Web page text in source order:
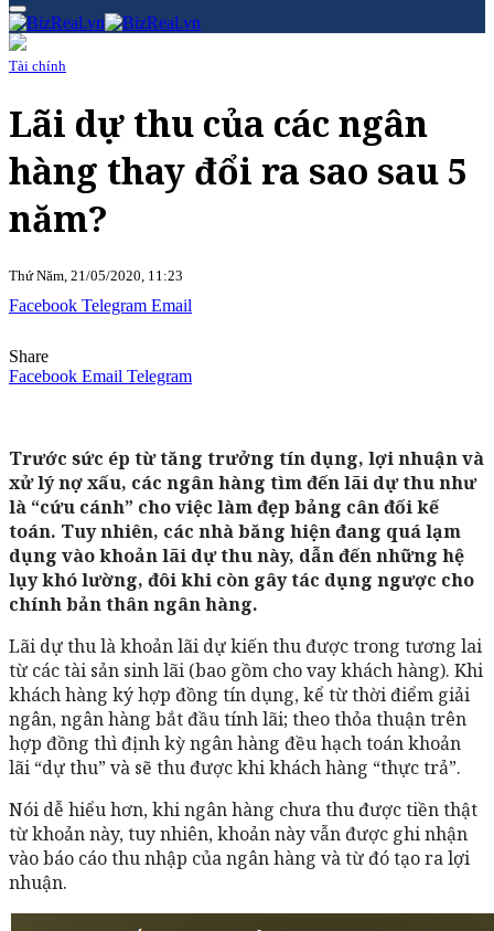
Tài chính
Lãi dự thu của các ngân
hàng thay đổi ra sao sau 5
năm?
Thứ Năm, 21/05/2020, 11:23
Facebook Telegram Email
Share
Facebook Email Telegram
Trước sức ép từ tăng trưởng tín dụng, lợi nhuận và
xử lý nợ xấu, các ngân hàng tìm đến lãi dự thu như
là “cứu cánh” cho việc làm đẹp bảng cân đối kế
toán. Tuy nhiên, các nhà băng hiện đang quá lạm
dụng vào khoản lãi dự thu này, dẫn đến những hệ
lụy khó lường, đôi khi còn gây tác dụng ngược cho
chính bản thân ngân hàng.
Lãi dự thu là khoản lãi dự kiến thu được trong tương lai
từ các tài sản sinh lãi (bao gồm cho vay khách hàng). Khi
khách hàng ký hợp đồng tín dụng, kể từ thời điểm giải
ngân, ngân hàng bắt đầu tính lãi; theo thỏa thuận trên
hợp đồng thì định kỳ ngân hàng đều hạch toán khoản
lãi “dự thu” và sẽ thu được khi khách hàng “thực trả”.
Nói dễ hiểu hơn, khi ngân hàng chưa thu được tiền thật
từ khoản này, tuy nhiên, khoản này vẫn được ghi nhận
vào báo cáo thu nhập của ngân hàng và từ đó tạo ra lợi
nhuận.